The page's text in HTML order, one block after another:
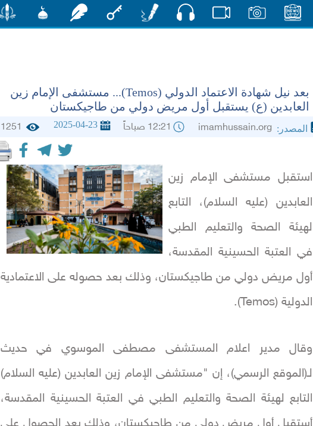
بعد نيل شهادة الاعتماد الدولي (Temos)... مستشفى الإمام زين
العابدين (ع) يستقبل أول مريض دولي من طاجيكستان
المصدر: 12:21 صباحاً 2025-04-23
1251
استقبل مستشفى الإمام زين
العابدين (عليه السلام)، التابع
لهيئة الصحة والتعليم الطبي
في العتبة الحسينية المقدسة،
أول مريض دولي من طاجيكستان، وذلك بعد حصوله على الاعتمادية
الدولية (Temos).
وقال مدير اعلام المستشفى مصطفى الموسوي في حديث
لـ(الموقع الرسمي)، إن "مستشفى الإمام زين العابدين (عليه السلام)
التابع لهيئة الصحة والتعليم الطبي في العتبة الحسينية المقدسة،